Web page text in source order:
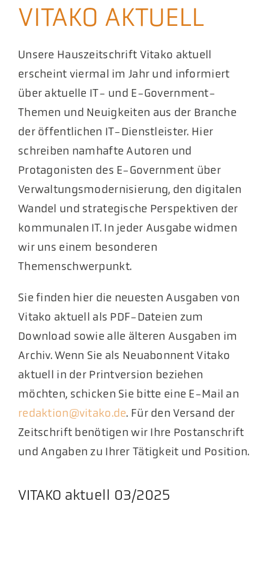
VITAKO AKTUELL
Unsere Hauszeitschrift Vitako aktuell
erscheint viermal im Jahr und informiert
über aktuelle IT- und E-Government-
Themen und Neuigkeiten aus der Branche
der öffentlichen IT-Dienstleister. Hier
schreiben namhafte Autoren und
Protagonisten des E-Government über
Verwaltungsmodernisierung, den digitalen
Wandel und strategische Perspektiven der
kommunalen IT. In jeder Ausgabe widmen
wir uns einem besonderen
Themenschwerpunkt.
Sie finden hier die neuesten Ausgaben von
Vitako aktuell als PDF-Dateien zum
Download sowie alle älteren Ausgaben im
Archiv. Wenn Sie als Neuabonnent Vitako
aktuell in der Printversion beziehen
möchten, schicken Sie bitte eine E-Mail an
redaktion@vitako.de. Für den Versand der
Zeitschrift benötigen wir Ihre Postanschrift
und Angaben zu Ihrer Tätigkeit und Position.
VITAKO aktuell 03/2025